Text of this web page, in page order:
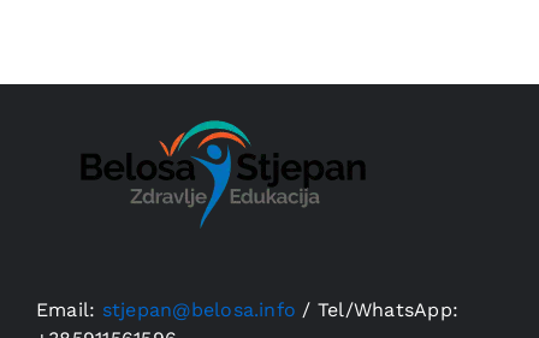
Email: stjepan@belosa.info / Tel/WhatsApp: